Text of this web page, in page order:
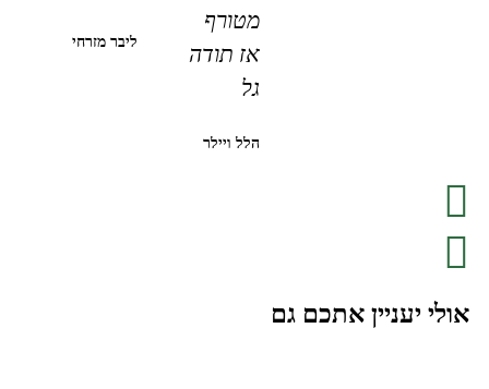
מטורף
אז תודה
גל
הלל ויילר
ליבר מזרחי
אולי יעניין אתכם גם